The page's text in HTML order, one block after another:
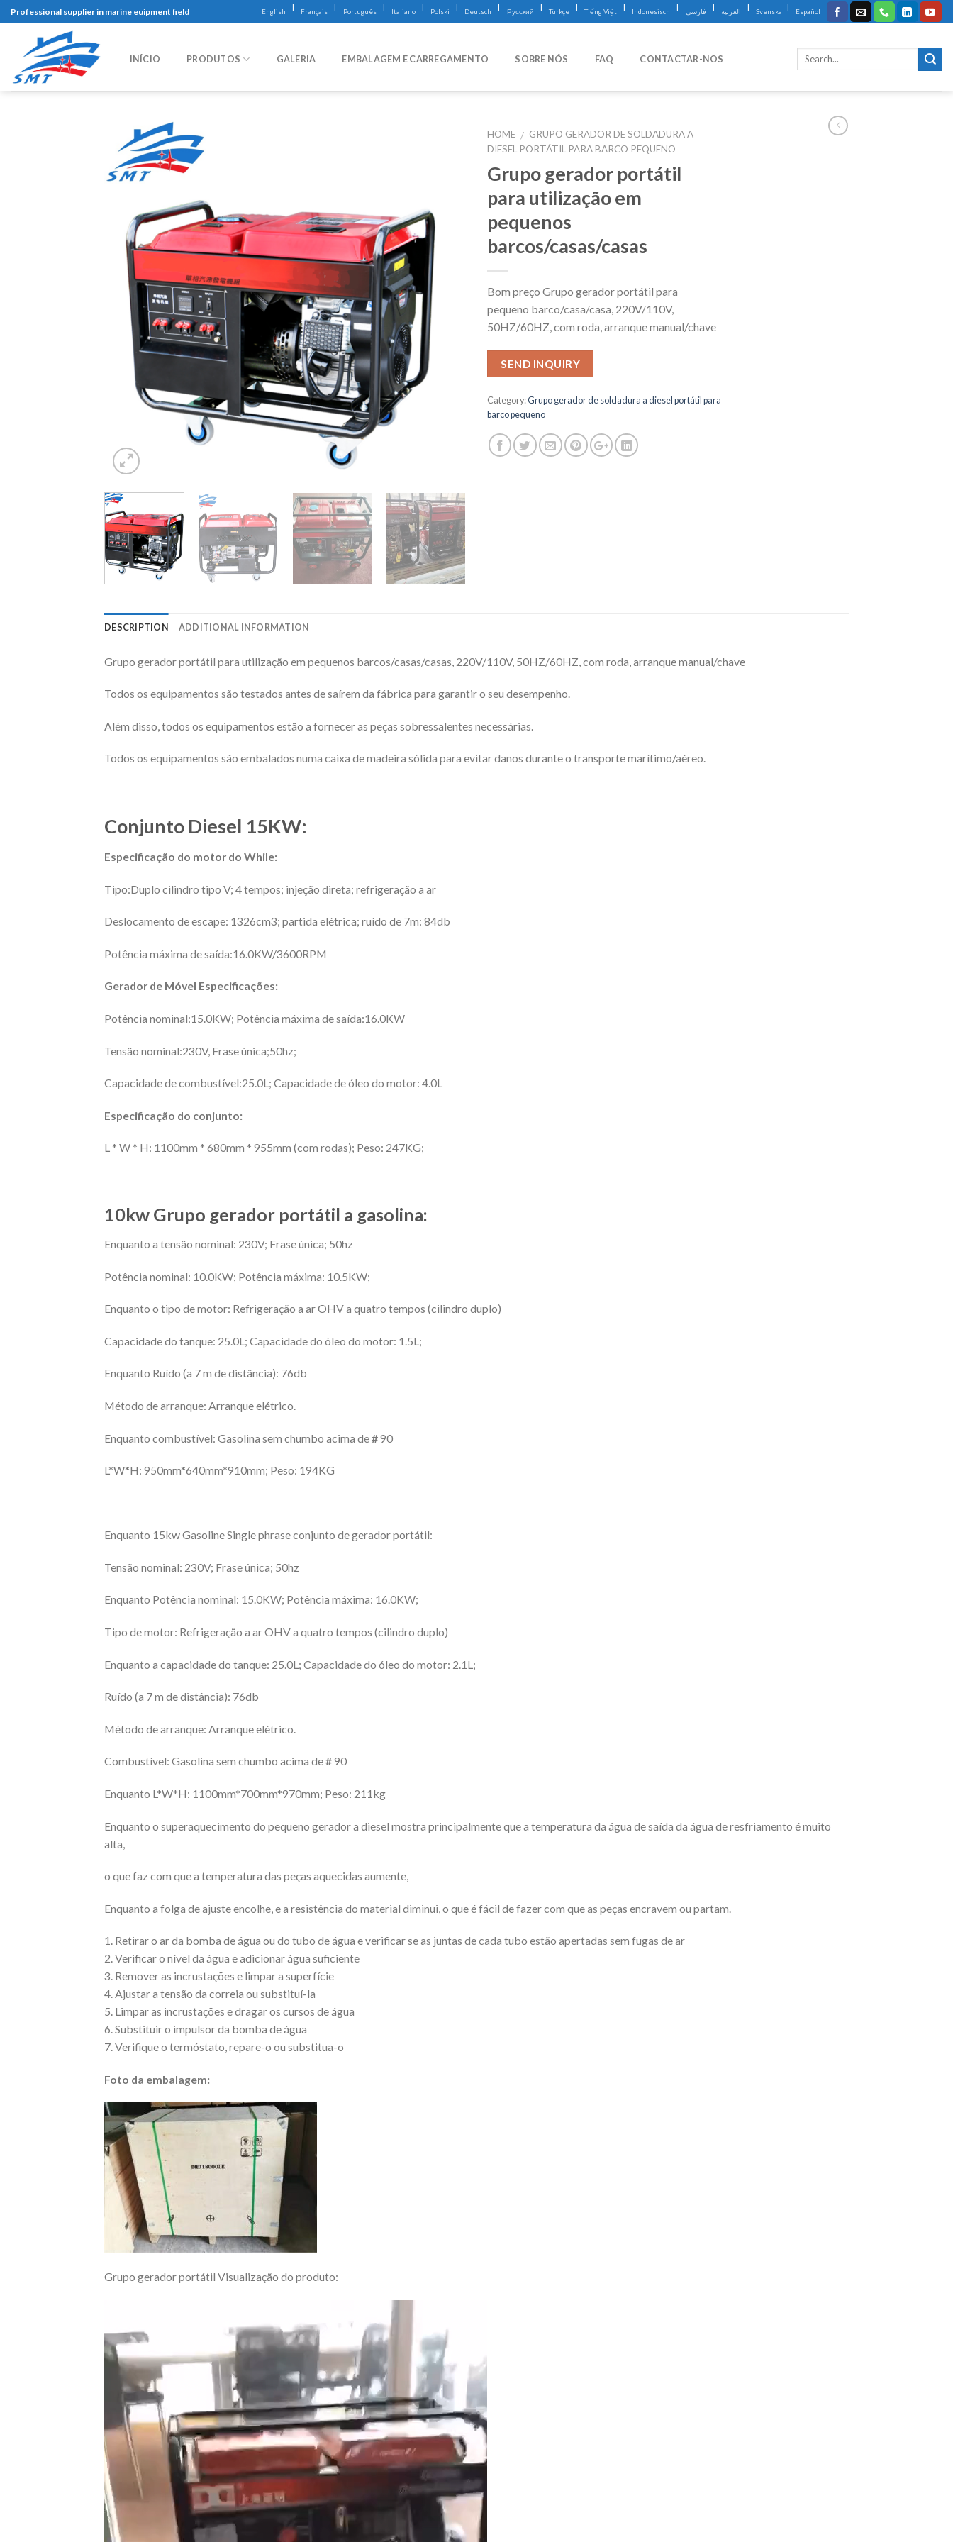
Skip
to
content
Professional supplier in marine euipment field English | Français | Português | Italiano | Polski | Deutsch | Русский | Türkçe | Tiếng Việt | Indonesisch | فارسی | العربية | Svenska | Español
INÍCIO PRODUTOS GALERIA EMBALAGEM E CARREGAMENTO SOBRE NÓS FAQ CONTACTAR-NOS
HOME / GRUPO GERADOR DE SOLDADURA A
DIESEL PORTÁTIL PARA BARCO PEQUENO
Grupo gerador portátil
para utilização em
pequenos
barcos/casas/casas
Bom preço Grupo gerador portátil para
pequeno barco/casa/casa, 220V/110V,
50HZ/60HZ, com roda, arranque manual/chave
SEND INQUIRY
Category:Grupo gerador de soldadura a diesel portátil para
barco pequeno
DESCRIPTION ADDITIONAL INFORMATION
Grupo gerador portátil para utilização em pequenos barcos/casas/casas, 220V/110V, 50HZ/60HZ, com roda, arranque manual/chave
Todos os equipamentos são testados antes de saírem da fábrica para garantir o seu desempenho.
Além disso, todos os equipamentos estão a fornecer as peças sobressalentes necessárias.
Todos os equipamentos são embalados numa caixa de madeira sólida para evitar danos durante o transporte marítimo/aéreo.
Conjunto Diesel 15KW:
Especificação do motor do While:
Tipo:Duplo cilindro tipo V; 4 tempos; injeção direta; refrigeração a ar
Deslocamento de escape: 1326cm3; partida elétrica; ruído de 7m: 84db
Potência máxima de saída:16.0KW/3600RPM
Gerador de Móvel Especificações:
Potência nominal:15.0KW; Potência máxima de saída:16.0KW
Tensão nominal:230V, Frase única;50hz;
Capacidade de combustível:25.0L; Capacidade de óleo do motor: 4.0L
Especificação do conjunto:
L * W * H: 1100mm * 680mm * 955mm (com rodas); Peso: 247KG;
10kw Grupo gerador portátil a gasolina:
Enquanto a tensão nominal: 230V; Frase única; 50hz
Potência nominal: 10.0KW; Potência máxima: 10.5KW;
Enquanto o tipo de motor: Refrigeração a ar OHV a quatro tempos (cilindro duplo)
Capacidade do tanque: 25.0L; Capacidade do óleo do motor: 1.5L;
Enquanto Ruído (a 7 m de distância): 76db
Método de arranque: Arranque elétrico.
Enquanto combustível: Gasolina sem chumbo acima de#90
L*W*H: 950mm*640mm*910mm; Peso: 194KG
Enquanto 15kw Gasoline Single phrase conjunto de gerador portátil:
Tensão nominal: 230V; Frase única; 50hz
Enquanto Potência nominal: 15.0KW; Potência máxima: 16.0KW;
Tipo de motor: Refrigeração a ar OHV a quatro tempos (cilindro duplo)
Enquanto a capacidade do tanque: 25.0L; Capacidade do óleo do motor: 2.1L;
Ruído (a 7 m de distância): 76db
Método de arranque: Arranque elétrico.
Combustível: Gasolina sem chumbo acima de#90
Enquanto L*W*H: 1100mm*700mm*970mm; Peso: 211kg
Enquanto o superaquecimento do pequeno gerador a diesel mostra principalmente que a temperatura da água de saída da água de resfriamento é muito
alta,
o que faz com que a temperatura das peças aquecidas aumente,
Enquanto a folga de ajuste encolhe, e a resistência do material diminui, o que é fácil de fazer com que as peças encravem ou partam.
1. Retirar o ar da bomba de água ou do tubo de água e verificar se as juntas de cada tubo estão apertadas sem fugas de ar
2. Verificar o nível da água e adicionar água suficiente
3. Remover as incrustações e limpar a superfície
4. Ajustar a tensão da correia ou substituí-la
5. Limpar as incrustações e dragar os cursos de água
6. Substituir o impulsor da bomba de água
7. Verifique o termóstato, repare-o ou substitua-o
Foto da embalagem:
Grupo gerador portátil Visualização do produto: